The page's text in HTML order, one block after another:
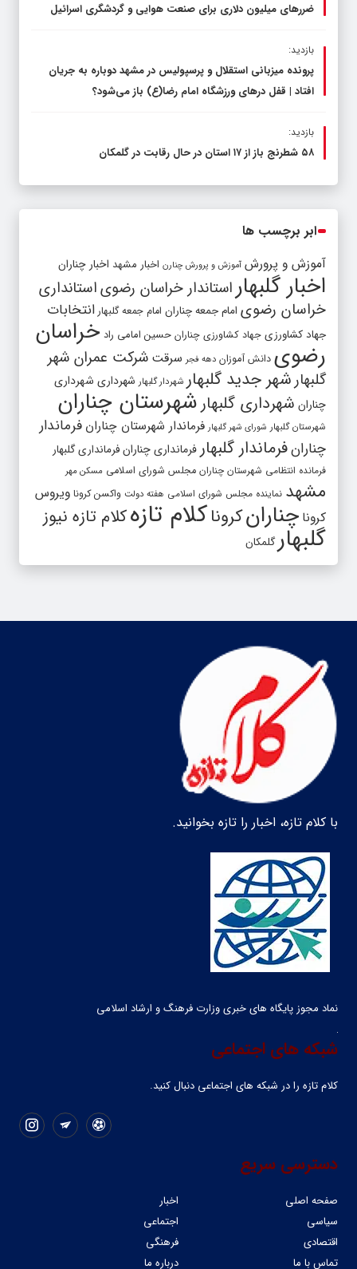
ضررهای میلیون دلاری برای صنعت هوایی و گردشگری اسرائیل
بازدید:
پرونده میزبانی استقلال و پرسپولیس در مشهد دوباره به جریان
افتاد | قفل در‌های ورزشگاه امام رضا(ع) باز می‌شود؟
بازدید:
۵۸ شطرنج‌ باز از ۱۷ استان در حال رقابت در گلمکان
ابر برچسب ها
آموزش و پرورش آموزش و پرورش چنارن اخبار مشهد اخبار چناران
اخبار گلبهار استاندار خراسان رضویاستانداری
خراسان رضوی امام جمعه چناران امام جمعه گلبهار انتخابات
جهاد کشاورزی جهاد کشاورزی چناران حسین امامی راد خراسان
رضوی دانش آموزان دهه فجر سرقت شرکت عمران شهر
گلبهارشهر جدید گلبهار شهردار گلبهار شهرداری شهرداری
چناران شهرداری گلبهار شهرستان چناران
شهرستان گلبهار شورای شهر گلبهار فرماندار شهرستان چناران فرماندار
چنارانفرماندار گلبهار فرمانداری چنارانفرمانداری گلبهار
فرمانده انتظامی شهرستان چناران مجلس شورای اسلامی مسکن مهر
مشهد نماینده مجلس شورای اسلامی هفته دولت واکسن کرونا ویروس
کرونا چنارانکروناکلام تازهکلام تازه نیوز
گلبهارگلمکان
با کلام تازه، اخبار را تازه بخوانید.
نماد مجوز پایگاه های خبری وزارت فرهنگ و ارشاد اسلامی
شبکه های اجتماعی
کلام تازه را در شبکه ‌های اجتماعی دنبال کنید.
دسترسی سریع
صفحه اصلی
اخبار
سیاسی
اجتماعی
اقتصادی
فرهنگی
تماس با ما
درباره ما